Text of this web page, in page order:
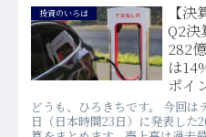
投資のいろは
【
Q2
282
は
ポイ
どうも、ひろきちです。 今回
日（日本時間23日）に発表し